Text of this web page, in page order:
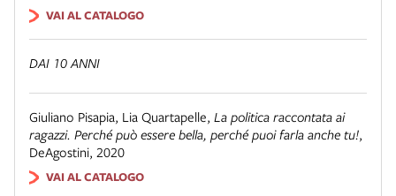
VAI AL CATALOGO
DAI 10 ANNI
Giuliano Pisapia, Lia Quartapelle, La politica raccontata ai
ragazzi. Perché può essere bella, perché puoi farla anche tu!,
DeAgostini, 2020
VAI AL CATALOGO